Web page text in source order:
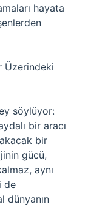
hayata
Üzerindeki
söylüyor:
bir aracı
bir
gücü,
aynı
de
dünyanın